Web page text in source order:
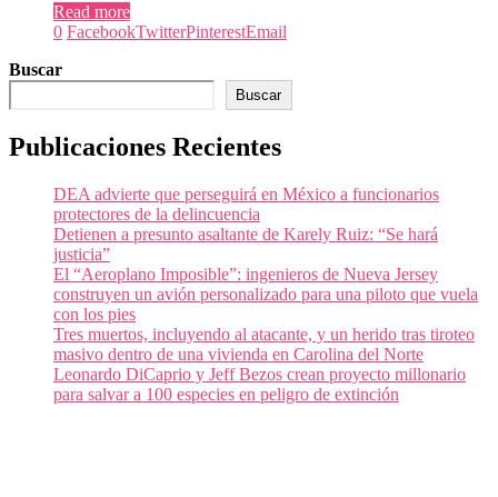
Read more
0 FacebookTwitterPinterestEmail
Buscar
Buscar
Publicaciones Recientes
DEA advierte que perseguirá en México a funcionarios
protectores de la delincuencia
Detienen a presunto asaltante de Karely Ruiz: “Se hará
justicia”
El “Aeroplano Imposible”: ingenieros de Nueva Jersey
construyen un avión personalizado para una piloto que vuela
con los pies
Tres muertos, incluyendo al atacante, y un herido tras tiroteo
masivo dentro de una vivienda en Carolina del Norte
Leonardo DiCaprio y Jeff Bezos crean proyecto millonario
para salvar a 100 especies en peligro de extinción